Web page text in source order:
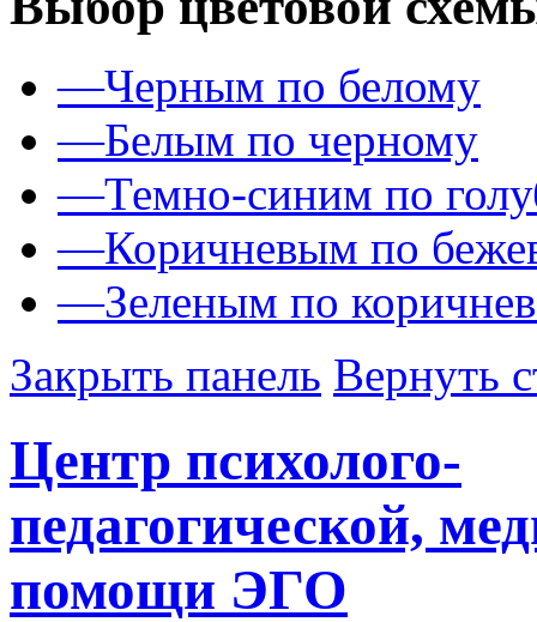
—Черным по белому
—Белым по черному
—Темно-синим по
—Коричневым по
—Зеленым по
Закрыть панель Вернуть
Центр психолого-
педагогической,
помощи ЭГО